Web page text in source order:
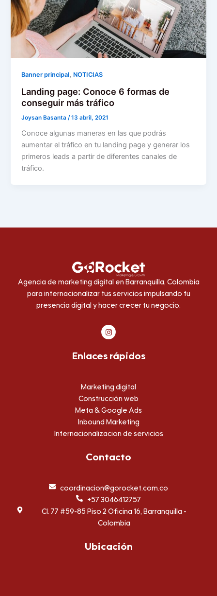
Banner principal, NOTICIAS
Landing page: Conoce 6 formas de
conseguir más tráfico
Joysan Basanta /13 abril, 2021
Conoce algunas maneras en las que podrás
aumentar el tráfico en tu landing page y generar los
primeros leads a partir de diferentes canales de
tráfico.
Agencia de marketing digital en Barranquilla, Colombia
para internacionalizar tus servicios impulsando tu
presencia digital y hacer crecer tu negocio.
I
n
s
a
m
Enlaces rápidos
Marketing digital
Construcción web
Meta & Google Ads
Inbound Marketing
Internacionalizacion de servicios
Contacto
coordinacion@gorocket.com.co
+57 3046412757
Cl. 77 #59-85 Piso 2 Oficina 16, Barranquilla -
Colombia
Ubicación